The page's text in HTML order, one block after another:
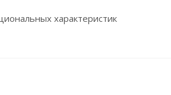
характеристик